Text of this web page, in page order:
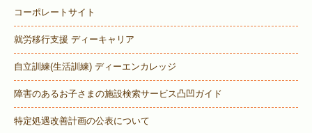
コーポレートサイト
就労移行支援 ディーキャリア
自立訓練(生活訓練) ディーエンカレッジ
障害のあるお子さまの施設検索サービス凸凹ガイド
特定処遇改善計画の公表について